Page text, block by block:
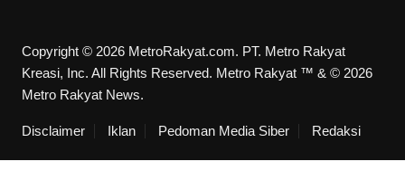
Copyright © 2026 MetroRakyat.com. PT. Metro Rakyat
Kreasi, Inc. All Rights Reserved. Metro Rakyat ™ & © 2026
Metro Rakyat News.
Disclaimer Iklan Pedoman Media Siber Redaksi